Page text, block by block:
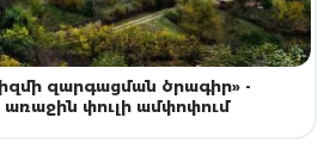
զարգացման ծրագիր» -
փուլի ամփոփում